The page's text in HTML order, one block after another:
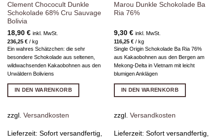
Clement Chococult Dunkle
Schokolade 68% Cru Sauvage
Bolivia
18,90 € inkl. MwSt.
236,25 €/ kg
Ein wahres Schätzchen: die sehr
besondere Schokolade aus seltenen,
wildwachsenden Kakaobohnen aus den
Urwäldern Boliviens
IN DEN WARENKORB
zzgl. Versandkosten
Lieferzeit: Sofort versandfertig,
Marou Dunkle Schokolade Ba
Ria 76%
9,30 € inkl. MwSt.
116,25 €/ kg
Single Origin Schokolade Ba Ria 76%
aus Kakaobohnen aus den Bergen am
Mekong-Delta in Vietnam mit leicht
blumigen Anklägen
IN DEN WARENKORB
zzgl. Versandkosten
Lieferzeit: Sofort versandfertig,